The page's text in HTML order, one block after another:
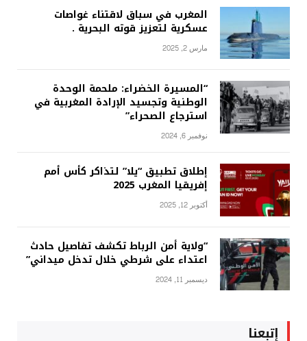
المغرب في سباق لاقتناء غواصات
عسكرية لتعزيز قوته البحرية .
مارس 2, 2025
“المسيرة الخضراء: ملحمة الوحدة
الوطنية وتجسيد الإرادة المغربية في
استرجاع الصحراء”
نوفمبر 6, 2024
إطلاق تطبيق “يلا” لتذاكر كأس أمم
إفريقيا المغرب 2025
أكتوبر 12, 2025
“ولاية أمن الرباط تكشف تفاصيل حادث
اعتداء على شرطي خلال تدخل ميداني”
ديسمبر 11, 2024
إتبعنا